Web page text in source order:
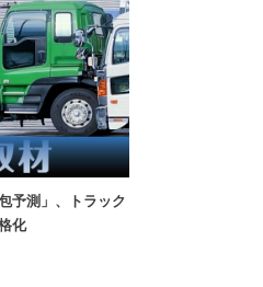
予測」、トラック
化